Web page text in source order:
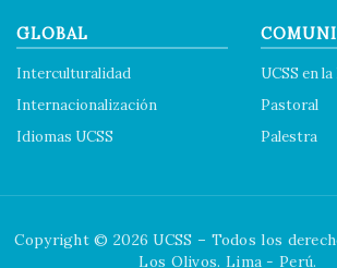
GLOBAL
Interculturalidad
Internacionalización
Idiomas UCSS
UCSS en
Pastoral
Palestra
Copyright © 2026 UCSS – Todos los
Los Olivos. Lima - Perú.